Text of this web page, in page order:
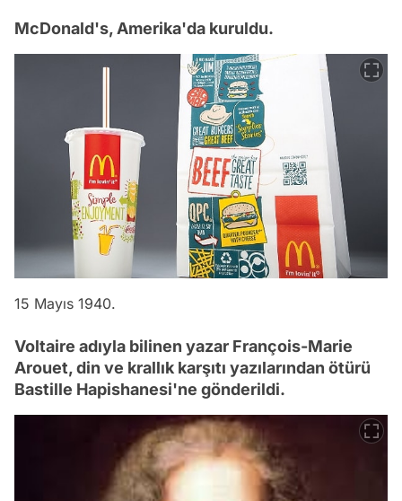
McDonald's, Amerika'da kuruldu.
15 Mayıs 1940.
Voltaire adıyla bilinen yazar François-Marie
Arouet, din ve krallık karşıtı yazılarından ötürü
Bastille Hapishanesi'ne gönderildi.